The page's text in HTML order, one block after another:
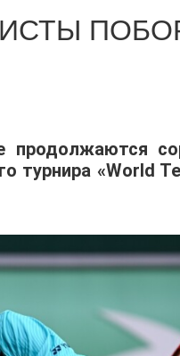
продолжаются
турнира «World